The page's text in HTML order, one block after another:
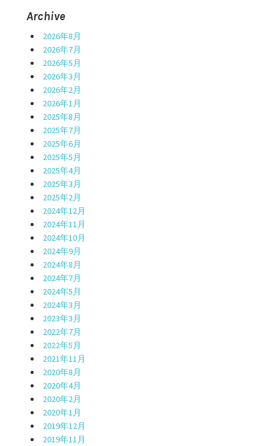
Archive
2026年8月
2026年7月
2026年5月
2026年3月
2026年2月
2026年1月
2025年8月
2025年7月
2025年6月
2025年5月
2025年4月
2025年3月
2025年2月
2024年12月
2024年11月
2024年10月
2024年9月
2024年8月
2024年7月
2024年5月
2024年3月
2023年3月
2022年7月
2022年5月
2021年11月
2020年8月
2020年4月
2020年2月
2020年1月
2019年12月
2019年11月